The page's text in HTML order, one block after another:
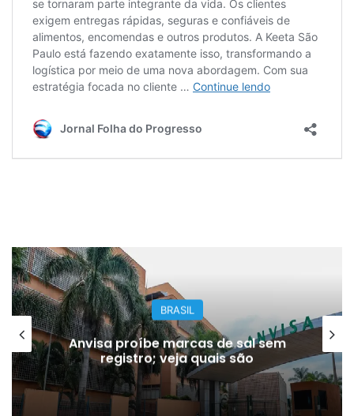
BRASIL
Anvisa proíbe marcas de sal sem
registro; veja quais são